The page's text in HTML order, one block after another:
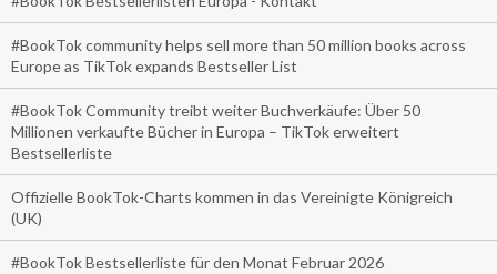
#BookTok community helps sell more than 50 million books across
Europe as TikTok expands Bestseller List
#BookTok Community treibt weiter Buchverkäufe: Über 50
Millionen verkaufte Bücher in Europa – TikTok erweitert
Bestsellerliste
Offizielle BookTok-Charts kommen in das Vereinigte Königreich
(UK)
#BookTok Bestsellerliste für den Monat Februar 2026